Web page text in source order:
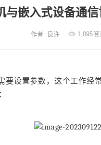
与嵌入式设备通信
作者: 良许 1,095阅
要设置参数，这个工作经